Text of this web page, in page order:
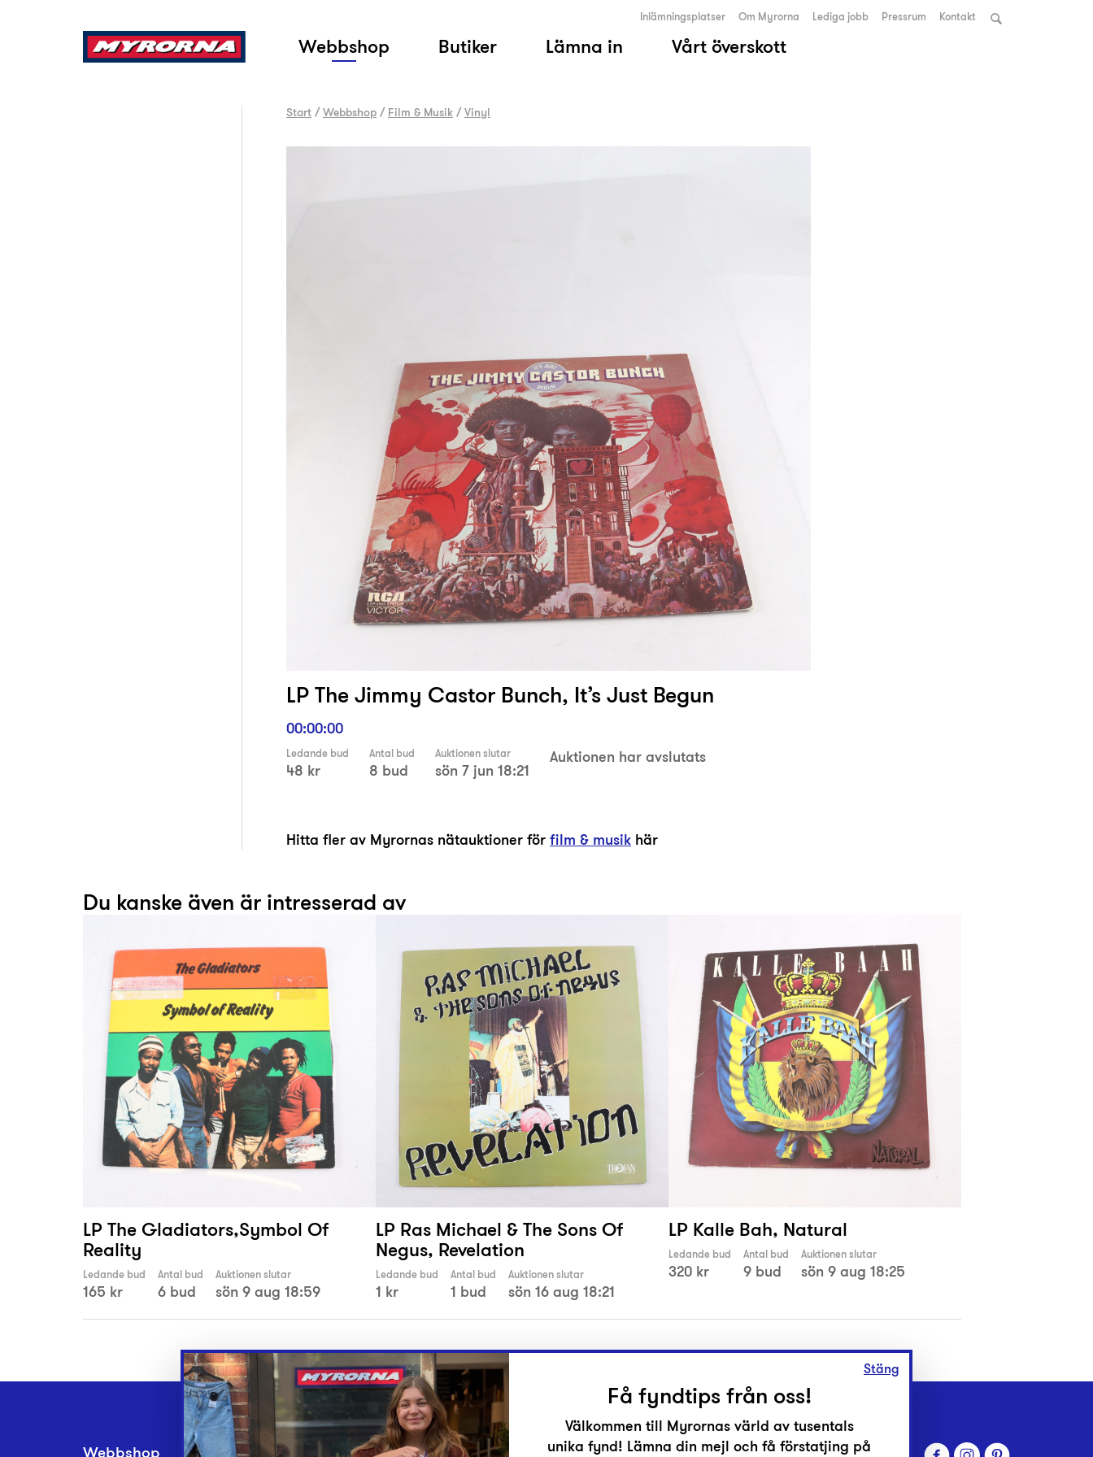
Webbshop Butiker Lämna in Vårt överskott
Inlämningsplatser Om Myrorna Lediga jobb Pressrum Kontakt
Start /Webbshop / Film & Musik /Vinyl
LP The Jimmy Castor Bunch, It’s Just Begun
00:00:00
Ledande bud
48 kr
Antal bud
8 bud
Auktionen slutar
sön 7 jun 18:21
Auktionen har avslutats
Hitta fler av Myrornas nätauktioner förfilm & musik här
Du kanske även är intresserad av
LP The Gladiators,Symbol Of
Reality
Ledande bud
165 kr
Antal bud
6 bud
Auktionen slutar
sön 9 aug 18:59
LP Ras Michael & The Sons Of
Negus, Revelation
Ledande bud
1 kr
Antal bud
1 bud
Auktionen slutar
sön 16 aug 18:21
LP Kalle Bah, Natural
Ledande bud
320 kr
Antal bud
9 bud
Auktionen slutar
sön 9 aug 18:25
Stäng
Få fyndtips från oss!
Välkommen till Myrornas värld av tusentals
unika fynd! Lämna din mejl och få förstatjing på